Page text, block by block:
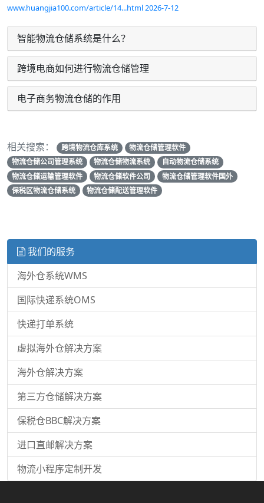
www.huangjia100.com/article/14...html 2026-7-12
智能物流仓储系统是什么？
跨境电商如何进行物流仓储管理
电子商务物流仓储的作用
相关搜索： 跨境物流仓库系统
物流仓储管理软件
物流仓储公司管理系统
物流仓储物流系统
自动物流仓储系统
物流仓储运输管理软件
物流仓储软件公司
物流仓储管理软件国外
保税区物流仓储系统
物流仓储配送管理软件
我们的服务
海外仓系统WMS
国际快递系统OMS
快递打单系统
虚拟海外仓解决方案
海外仓解决方案
第三方仓储解决方案
保税仓BBC解决方案
进口直邮解决方案
物流小程序定制开发